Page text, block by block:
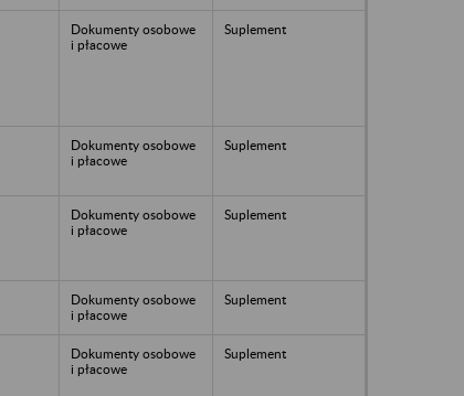
Dokumenty osobowe
i płacowe
Suplement
Dokumenty osobowe
i płacowe
Suplement
Dokumenty osobowe
i płacowe
Suplement
Dokumenty osobowe
i płacowe
Suplement
Dokumenty osobowe
i płacowe
Suplement